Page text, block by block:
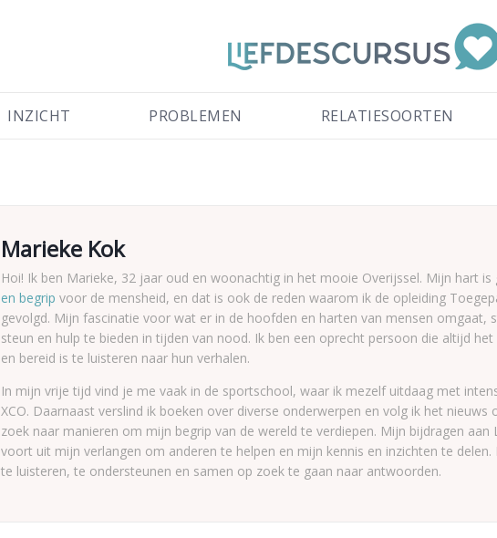
INZICHT PROBLEMEN RELATIESOORTEN
Marieke Kok
Hoi! Ik ben Marieke, 32 jaar oud en woonachtig in het mooie Overijssel. Mijn hart is
en begrip voor de mensheid, en dat is ook de reden waarom ik de opleiding
gevolgd. Mijn fascinatie voor wat er in de hoofden en harten van mensen omgaat,
steun en hulp te bieden in tijden van nood. Ik ben een oprecht persoon die altijd
en bereid is te luisteren naar hun verhalen.
In mijn vrije tijd vind je me vaak in de sportschool, waar ik mezelf uitdaag met
XCO. Daarnaast verslind ik boeken over diverse onderwerpen en volg ik het nieuws
zoek naar manieren om mijn begrip van de wereld te verdiepen. Mijn bijdragen aan
voort uit mijn verlangen om anderen te helpen en mijn kennis en inzichten te
te luisteren, te ondersteunen en samen op zoek te gaan naar antwoorden.